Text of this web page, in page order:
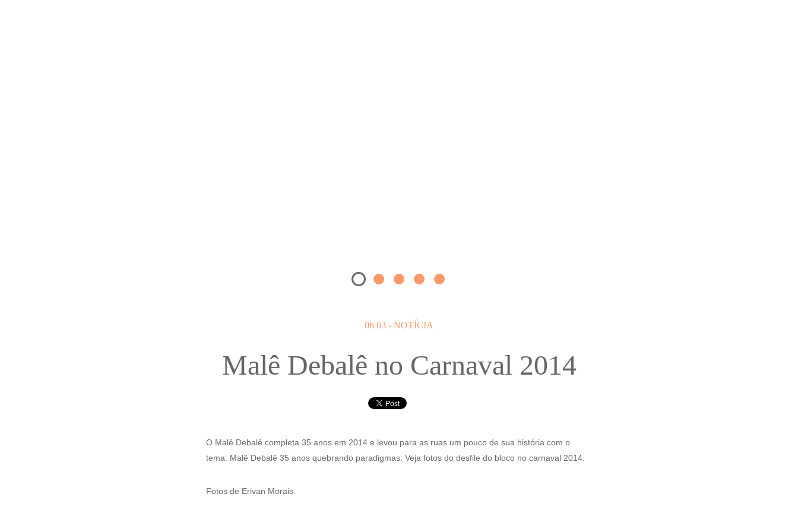
06 03 - NOTÍCIA
Malê Debalê no Carnaval 2014
O Malê Debalê completa 35 anos em 2014 e levou para as ruas um pouco de sua história com o
tema: Malê Debalê 35 anos quebrando paradigmas. Veja fotos do desfile do bloco no carnaval 2014.
Fotos de Erivan Morais.